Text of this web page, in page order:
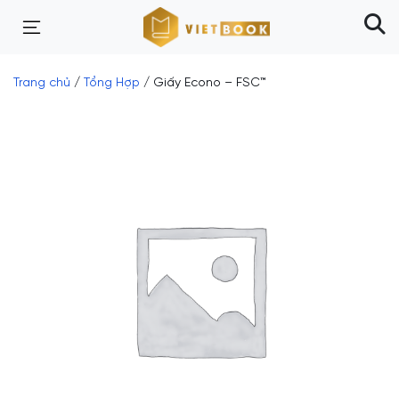
Trang chủ / Tổng Hợp / Giấy Econo – FSC™